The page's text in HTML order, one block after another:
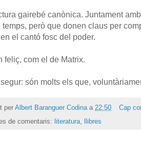
gairebé canònica. Juntament
temps, però que donen claus per
el cantó fosc del poder.
feliç, com el de Matrix.
són molts els que,
per Albert Baranguer Codina a 22:50
Cap
de comentaris: literatura llibres